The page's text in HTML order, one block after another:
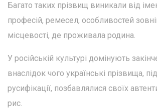
Багато таких прізвищ виникали від
професій, ремесел, особливостей
місцевості, де проживала родина.
У російській культурі домінують
внаслідок чого українські прізвища,
русифікації, позбавлялися своїх
рис.